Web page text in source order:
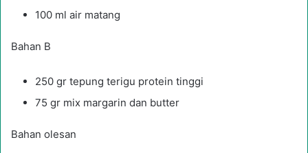
100 ml air matang
Bahan B
250 gr tepung terigu protein tinggi
75 gr mix margarin dan butter
Bahan olesan